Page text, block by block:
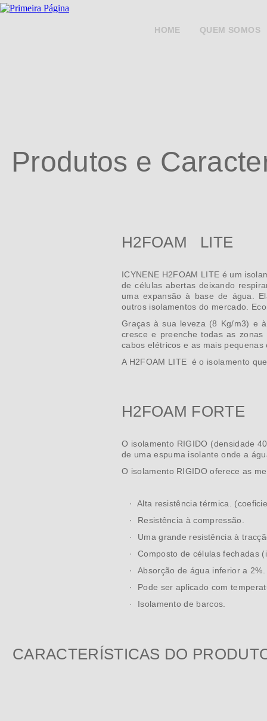
HOME QUEM SOMOS
Produtos e
H2FOAM LITE
ICYNENE H2FOAM LITE é um
de células abertas deixando
uma expansão à base de água.
outros isolamentos do mercado.
Graças à sua leveza (8 Kg/m3) e
cresce e preenche todas as
cabos elétricos e as mais
A H2FOAM LITE é o isolamento
H2FOAM FORTE
O isolamento RIGIDO (densidade
de uma espuma isolante onde a
O isolamento RIGIDO oferece as
· Alta resistência térmica.
· Resistência à compressão.
· Uma grande resistência à
· Composto de células fechadas
· Absorção de água inferior a 2%.
· Pode ser aplicado com
· Isolamento de barcos.
CARACTERÍSTICAS DO